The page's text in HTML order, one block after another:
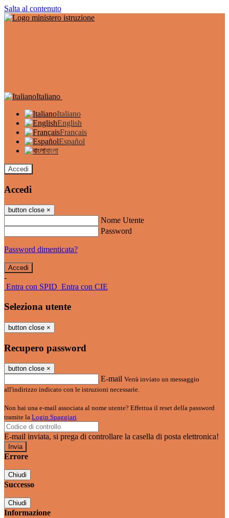
Salta al contenuto
Italiano
Italiano
English
Français
Español
বাংলা
Accedi
Accedi
button close ×
Nome Utente
Password
Password dimenticata?
-
Entra con SPID Entra con CIE
Seleziona utente
button close ×
Recupero password
button close ×
E-mail Verrà inviato un messaggio
all'indirizzo indicato con le istruzioni necessarie.
Non hai una e-mail associata al nome utente? Effettua il reset della password
tramite la Login Spaggiari
E-mail inviata, si prega di controllare la casella di posta elettronica!
Errore
Chiudi
Successo
Chiudi
Informazione